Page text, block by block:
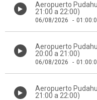
Aeropuerto
21:00 a 22:00)
06/08/2026 -
Aeropuerto
20:00 a 21:00)
06/08/2026 -
Aeropuerto
21:00 a 22:00)